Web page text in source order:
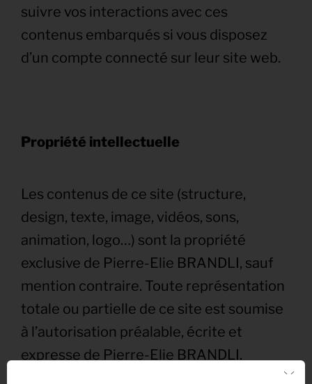
suivre vos interactions avec ces
contenus embarqués si vous disposez
d’un compte connecté sur leur site web.
Propriété intellectuelle
Les contenus de ce site (structure,
design, texte, image, vidéos, sons,
animation, logo…) sont la propriété
exclusive de Pierre-Elie BRANDLI, sauf
mention contraire. Toute représentation
totale ou partielle de ce site est soumise
à l’autorisation préalable, écrite et
expresse de Pierre-Elie BRANDLI.